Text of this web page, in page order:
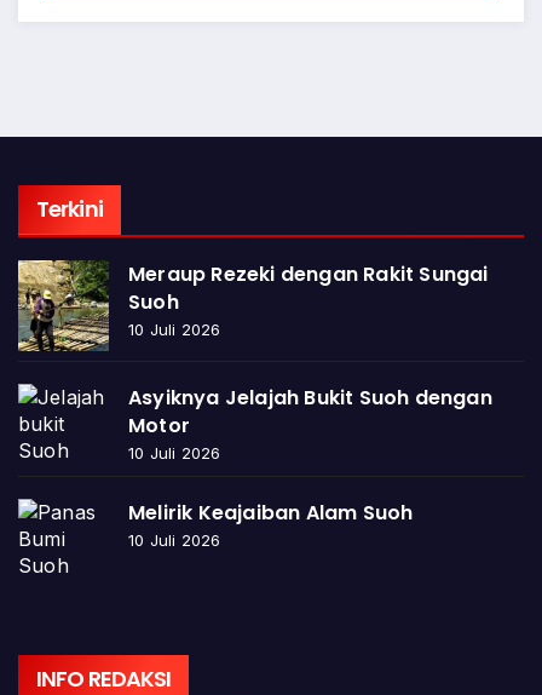
Terkini
Meraup Rezeki dengan Rakit Sungai
Suoh
10 Juli 2026
Asyiknya Jelajah Bukit Suoh dengan
Motor
10 Juli 2026
Melirik Keajaiban Alam Suoh
10 Juli 2026
INFO REDAKSI